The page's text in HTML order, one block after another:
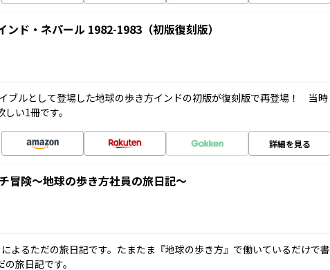
ンド・ネパール 1982-1983（初版復刻版）
ブルとして登場した地球の歩き方インドの初版が復刻版で再登場！ 当時
い1冊です。
詳細を見る
冒険～地球の歩き方社員の旅日記～
よるただの旅日記です。たまたま『地球の歩き方』で働いているだけで書
旅日記です。